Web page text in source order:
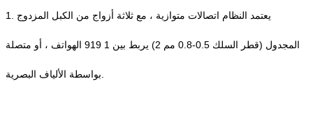
1. يعتمد النظام اتصالات متوازية ، مع ثلاثة أزواج من الكبل المزدوج
المجدول (قطر السلك 0.5-0.8 مم 2) يربط بين 1 919 الهواتف ، أو متصلة